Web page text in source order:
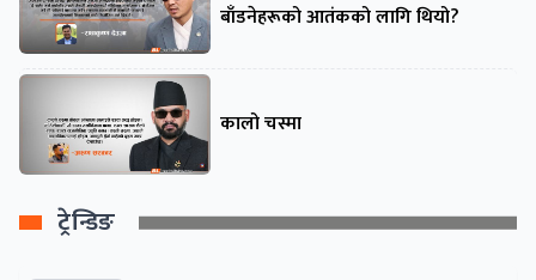
बाँडनेहरूको आतंकको लागि थियो?
कालो चस्मा
ट्रेन्डिङ